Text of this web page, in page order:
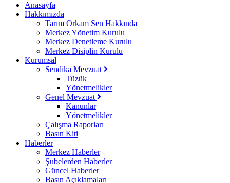
Anasayfa
Hakkımızda
Tarım Orkam Sen Hakkında
Merkez Yönetim Kurulu
Merkez Denetleme Kurulu
Merkez Disiplin Kurulu
Kurumsal
Sendika Mevzuat
Tüzük
Yönetmelikler
Genel Mevzuat
Kanunlar
Yönetmelikler
Çalışma Raporları
Basın Kiti
Haberler
Merkez Haberler
Şubelerden Haberler
Güncel Haberler
Basın Açıklamaları